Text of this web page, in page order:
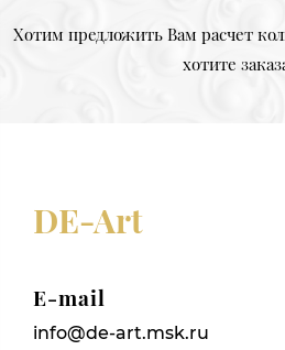
Хотим предложить Вам расчет
хотите
DE-Art
E-mail
info@de-art.msk.ru